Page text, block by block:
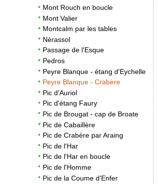
Mont Rouch en boucle
Mont Valier
Montcalm par les tables
Nérassol
Passage de l'Esque
Pedros
Peyre Blanque - étang d'Eychelle
Peyre Blanque - Crabère
Pic d'Auriol
Pic d'étang Faury
Pic de Brougat - cap de Broate
Pic de Cabaillère
Pic de Crabère par Araing
Pic de l'Har
Pic de l'Har en boucle
Pic de l'Homme
Pic de la Coume d'Enfer